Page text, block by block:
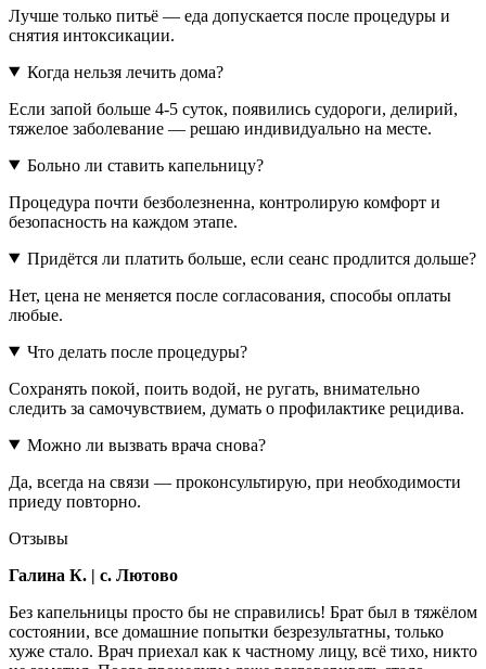
Лучше только питьё — еда допускается после процедуры и
снятия интоксикации.
Когда нельзя лечить дома?
Если запой больше 4-5 суток, появились судороги, делирий,
тяжелое заболевание — решаю индивидуально на месте.
Больно ли ставить капельницу?
Процедура почти безболезненна, контролирую комфорт и
безопасность на каждом этапе.
Придётся ли платить больше, если сеанс продлится дольше?
Нет, цена не меняется после согласования, способы оплаты
любые.
Что делать после процедуры?
Сохранять покой, поить водой, не ругать, внимательно
следить за самочувствием, думать о профилактике рецидива.
Можно ли вызвать врача снова?
Да, всегда на связи — проконсультирую, при необходимости
приеду повторно.
Отзывы
Галина К. | с. Лютово
Без капельницы просто бы не справились! Брат был в тяжёлом
состоянии, все домашние попытки безрезультатны, только
хуже стало. Врач приехал как к частному лицу, всё тихо, никто